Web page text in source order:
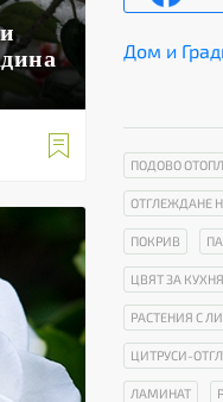

Дом и
ПОДОВО
ОТГЛЕЖДАНЕ
ПОКРИВ
ЦВЯТ ЗА КУХНЯ
РАСТЕНИЯ С
ЦИТРУСИ-
ЛАМИНАТ